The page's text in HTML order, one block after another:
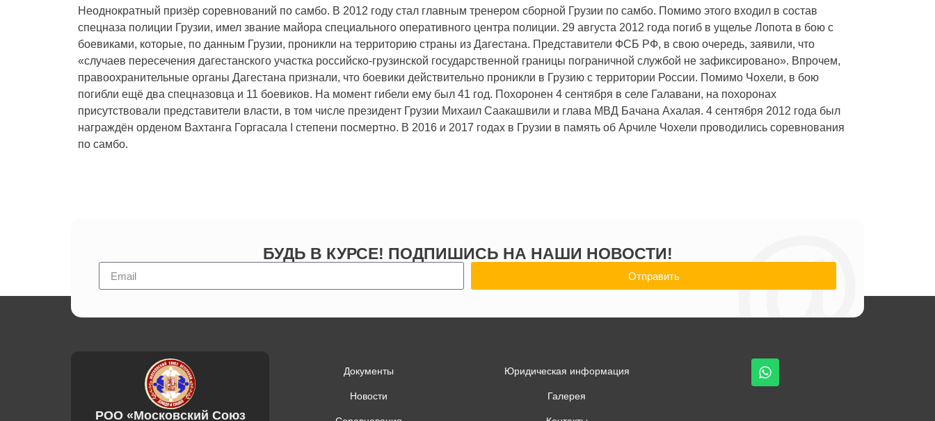
Неоднократный призёр соревнований по самбо. В 2012 году стал главным тренером сборной Грузии по самбо. Помимо этого входил в состав
спецназа полиции Грузии, имел звание майора специального оперативного центра полиции. 29 августа 2012 года погиб в ущелье Лопота в бою с
боевиками, которые, по данным Грузии, проникли на территорию страны из Дагестана. Представители ФСБ РФ, в свою очередь, заявили, что
«случаев пересечения дагестанского участка российско-грузинской государственной границы пограничной службой не зафиксировано». Впрочем,
правоохранительные органы Дагестана признали, что боевики действительно проникли в Грузию с территории России. Помимо Чохели, в бою
погибли ещё два спецназовца и 11 боевиков. На момент гибели ему был 41 год. Похоронен 4 сентября в селе Галавани, на похоронах
присутствовали представители власти, в том числе президент Грузии Михаил Саакашвили и глава МВД Бачана Ахалая. 4 сентября 2012 года был
награждён орденом Вахтанга Горгасала I степени посмертно. В 2016 и 2017 годах в Грузии в память об Арчиле Чохели проводились соревнования
по самбо.
@
БУДЬ В КУРСЕ! ПОДПИШИСЬ НА НАШИ НОВОСТИ!
Отправить
РОО «Московский Союз
Документы
Новости
Юридическая информация
Галерея